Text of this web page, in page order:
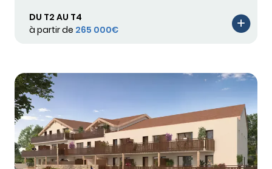
DU T2 AU T4
à partir de 265 000€